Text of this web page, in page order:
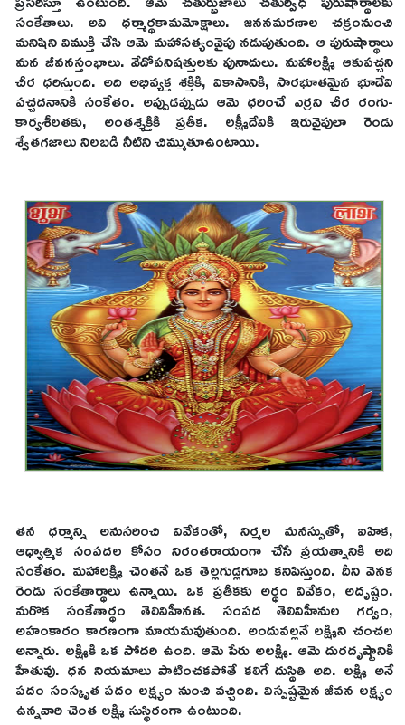
సంకేతాలు. అవి ధర్మార్థకామమోక్షాలు. జననమరణాల చక్రంనుంచి
మనిషిని విముక్తి చేసి ఆమె మహాసత్యంవైపు నడుపుతుంది. ఆ పురుషార్థాలు
మన జీవనస్తంభాలు. వేదోపనిషత్తులకు పునాదులు. మహాలక్ష్మి ఆకుపచ్చని
చీర ధరిస్తుంది. అది అభివ్యక్త శక్తికి, వికాసానికి, సారభూతమైన భూదేవి
పచ్చదనానికి సంకేతం. అప్పుడప్పుడు ఆమె ధరించే ఎర్రని చీర రంగు-
కార్యశీలతకు, అంతశ్శక్తికి ప్రతీక. లక్ష్మీదేవికి ఇరువైపులా రెండు
శ్వేతగజాలు నిలబడి నీటిని చిమ్ముతూఉంటాయి.
తన ధర్మాన్ని అనుసరించి వివేకంతో, నిర్మల మనస్సుతో, ఐహిక,
ఆధ్యాత్మిక సంపదల కోసం నిరంతరాయంగా చేసే ప్రయత్నానికి అది
సంకేతం. మహాలక్ష్మి చెంతనే ఒక తెల్లగుడ్లగూబ కనిపిస్తుంది. దీని వెనక
రెండు సంకేతార్థాలు ఉన్నాయి. ఒక ప్రతీకకు అర్థం వివేకం, అదృష్టం.
మరొక సంకేతార్థం తెలివిహీనత. సంపద తెలివిహీనుల గర్వం,
అహంకారం కారణంగా మాయమవుతుంది. అందువల్లనే లక్ష్మిని చంచల
అన్నారు. లక్ష్మికి ఒక సోదరి ఉంది. ఆమె పేరు అలక్ష్మి. ఆమె దురదృష్టానికి
హేతువు. ధన నియమాలు పాటించకపోతే కలిగే దుస్థితి అది. లక్ష్మి అనే
పదం సంస్కృత పదం లక్ష్యం నుంచి వచ్చింది. విస్పష్టమైన జీవన లక్ష్యం
ఉన్నవారి చెంత లక్ష్మి సుస్థిరంగా ఉంటుంది.